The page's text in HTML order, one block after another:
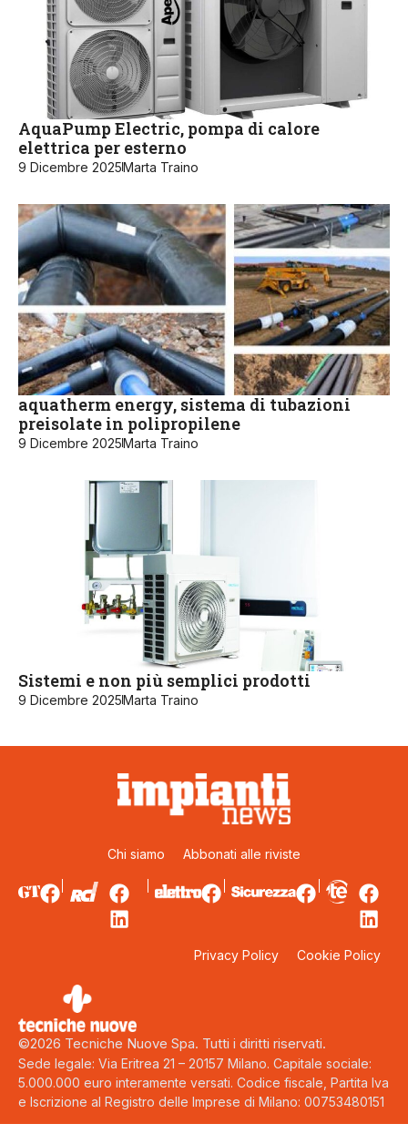
AquaPump Electric, pompa di calore
elettrica per esterno
9 Dicembre 2025Marta Traino
aquatherm energy, sistema di tubazioni
preisolate in polipropilene
9 Dicembre 2025Marta Traino
Sistemi e non più semplici prodotti
9 Dicembre 2025Marta Traino
Chi siamo Abbonati alle riviste
Privacy Policy Cookie Policy
©2026 Tecniche Nuove Spa. Tutti i diritti riservati.
Sede legale: Via Eritrea 21 – 20157 Milano. Capitale sociale:
5.000.000 euro interamente versati. Codice fiscale, Partita Iva
e Iscrizione al Registro delle Imprese di Milano: 00753480151